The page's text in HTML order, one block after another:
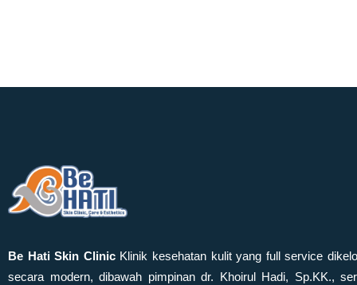
Be Hati Skin Clinic Klinik kesehatan kulit yang full service
secara modern, dibawah pimpinan dr. Khoirul Hadi, Sp.KK.,